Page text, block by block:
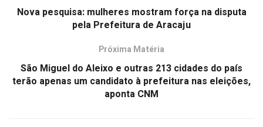
Nova pesquisa: mulheres mostram força na disputa
pela Prefeitura de Aracaju
Próxima Matéria
São Miguel do Aleixo e outras 213 cidades do país
terão apenas um candidato à prefeitura nas eleições,
aponta CNM